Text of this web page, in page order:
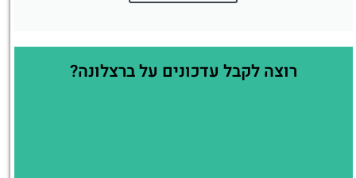
רוצה לקבל עדכונים על ברצלונה?